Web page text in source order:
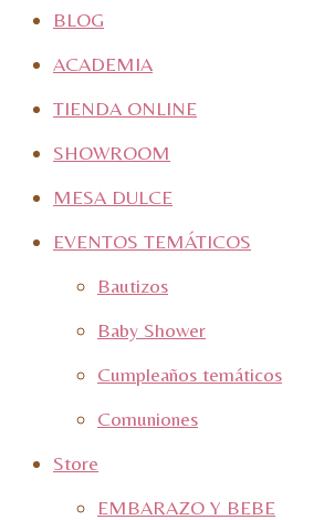
BLOG
ACADEMIA
TIENDA ONLINE
SHOWROOM
MESA DULCE
EVENTOS TEMÁTICOS
Bautizos
Baby Shower
Cumpleaños temáticos
Comuniones
Store
EMBARAZO Y BEBE